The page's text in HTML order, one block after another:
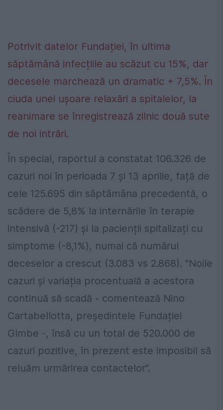
Potrivit datelor Fundației, în ultima
săptămână infecțiile au scăzut cu 15%, dar
decesele marchează un dramatic + 7,5%. În
ciuda unei ușoare relaxări a spitalelor, la
reanimare se înregistrează zilnic două sute
de noi intrări.
În special, raportul a constatat 106.326 de
cazuri noi în perioada 7 și 13 aprilie, față de
cele 125.695 din săptămâna precedentă, o
scădere de 5,8% la internările în terapie
intensivă (-217) și la pacienții spitalizați cu
simptome (-8,1%), numai că numărul
deceselor a crescut (3.083 vs 2.868). "Noile
cazuri și variația procentuală a acestora
continuă să scadă - comentează Nino
Cartabellotta, președintele Fundației
Gimbe -, însă cu un total de 520.000 de
cazuri pozitive, în prezent este imposibil să
reluăm urmărirea contactelor".